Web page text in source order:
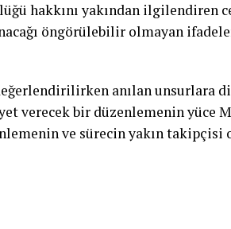
hakkını yakından ilgilendiren
öngörülebilir olmayan
anılan unsurlara
verecek bir düzenlemenin yüce
ve sürecin yakın takipçisi